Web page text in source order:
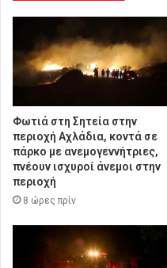
Φωτιά στη Σητεία στην
περιοχή Αχλάδια, κοντά σε
πάρκο με ανεμογεννήτριες,
πνέουν ισχυροί άνεμοι στην
περιοχή
8 ώρες πρίν